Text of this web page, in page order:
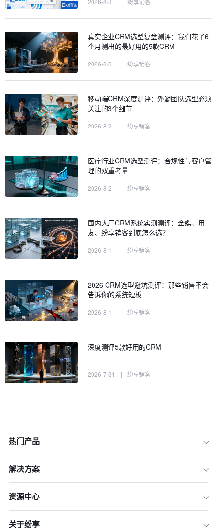
一、 2026年大中型企业CRM演进三大
真实企业CRM选型复盘测评：我们花了6
个月测出的最好用的5款CRM
2026-8-3 | 纷享销客
移动端CRM深度测评：外勤团队选型必须
关注的3个细节
2026-8-2 | 纷享销客
医疗行业CRM选型测评：合规性与客户管
理的双重考量
2026-8-2 | 纷享销客
国内大厂CRM系统实测测评：金蝶、用
友、纷享销客到底怎么选？
2026-8-1 | 纷享销客
2026 CRM选型避坑测评：那些销售不会
告诉你的系统短板
2026-8-1 | 纷享销客
深度测评5款好用的CRM
2026-7-31 | 纷享销客
热门产品
解决方案
资源中心
关于纷享